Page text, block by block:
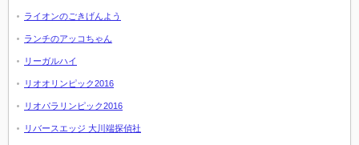
ライオンのごきげんよう
ランチのアッコちゃん
リーガルハイ
リオオリンピック2016
リオパラリンピック2016
リバースエッジ 大川端探偵社